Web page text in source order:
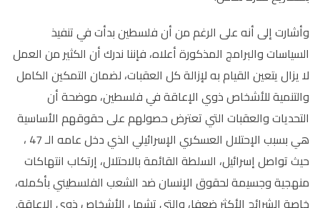
وأشارت إلى أنه على الرغم من أن فلسطين بدأت في تنفيذ
السياسات والبرامج المذكورة أعلاه، فإننا ندرك أن الكثير من العمل
لا يزال يتعين القيام به لإزالة كل العقبات، لضمان التمكين الكامل
والتنمية للأشخاص ذوي الإعاقة في فلسطين، موضحة أن
التحديات والعقبات التي تعترض حصولهم على حقوقهم الأساسية
هي بسبب الإحتلال العسكري الإسرائيلي الذي دخل عامه الـ 47 ،
حيث تواصل إسرائيل، السلطة القائمة بالاحتلال، إرتكاب انتهاكات
منهجية وجسيمة لحقوق الإنسان ضد الشعب الفلسطيني بأكمله،
خاصة الشرائح الأكثر ضعفا، والتي تشمل الأشخاص ذوي الإعاقة.